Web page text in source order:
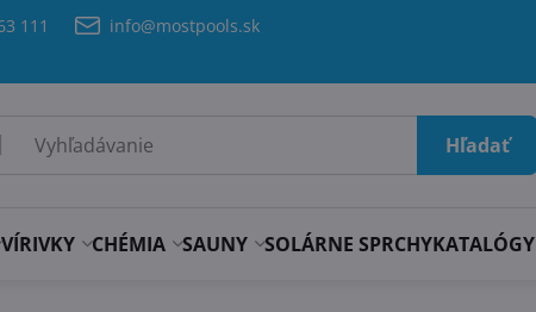
111 info@mostpools.sk
Hľadať
VÍRIVKY CHÉMIA SAUNY SOLÁRNE SPRCHYKATALÓGY